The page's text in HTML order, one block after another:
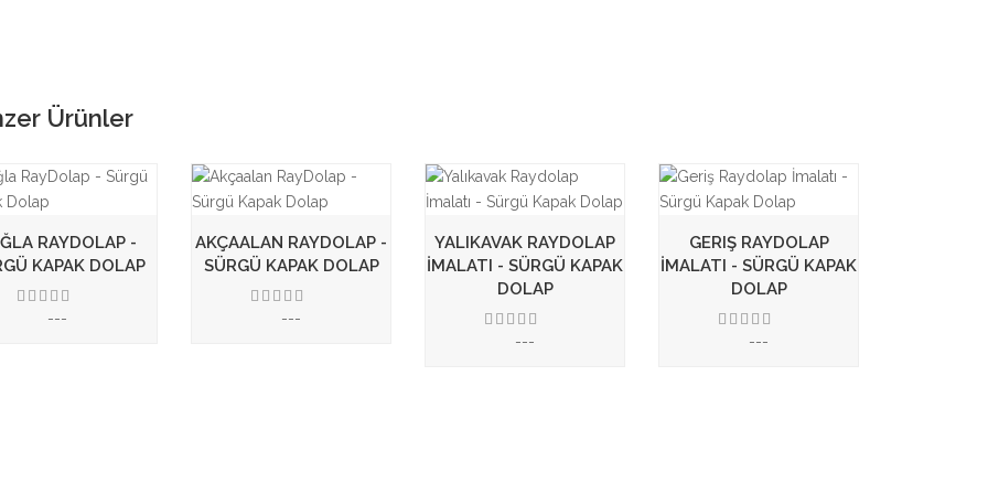
Ürünler
RAYDOLAP -
KAPAK DOLAP
3.50
---
AKÇAALAN RAYDOLAP -
SÜRGÜ KAPAK DOLAP
3.50
---
YALIKAVAK RAYDOLAP
İMALATI - SÜRGÜ KAPAK
DOLAP
3.50
---
GERIŞ RAYDOLAP
İMALATI - SÜRGÜ KAPAK
DOLAP
3.50
---